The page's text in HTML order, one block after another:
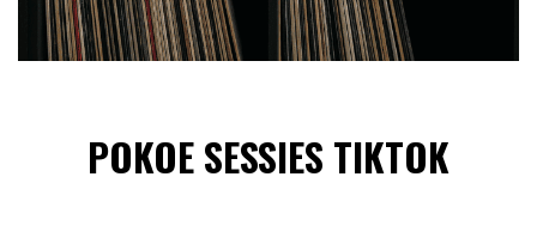
POKOE SESSIES TIKTOK